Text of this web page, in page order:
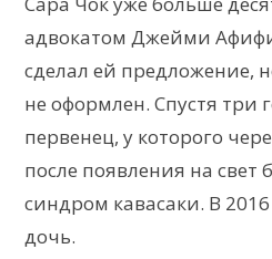
адвокатом Джейми
сделал ей предложение,
не оформлен. Спустя три
первенец, у которого
после появления на свет
синдром кавасаки. В
дочь.